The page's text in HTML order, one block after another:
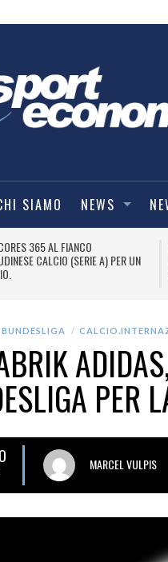
SIAMO NEWS
365 AL FIANCO
CALCIO (SERIE A) PER UN
BUNDESLIGA
PER
MARCEL VULPIS